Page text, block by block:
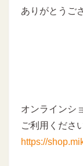
ありがとうご
オンラインシ
ご利用くださ
https://